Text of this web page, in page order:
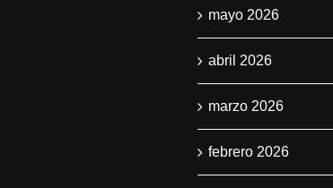
mayo 2026
abril 2026
marzo 2026
febrero 2026